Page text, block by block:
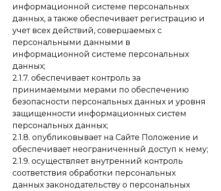
информационной системе персональных
данных, а также обеспечивает регистрацию и
учет всех действий, совершаемых с
персональными данными в
информационной системе персональных
данных;
2.1.7. обеспечивает контроль за
принимаемыми мерами по обеспечению
безопасности персональных данных и уровня
защищенности информационных систем
персональных данных;
2.1.8. опубликовывает на Сайте Положение и
обеспечивает неограниченный доступ к нему;
2.1.9. осуществляет внутренний контроль
соответствия обработки персональных
данных законодательству о персональных